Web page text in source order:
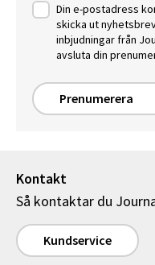
Din e-postadress
skicka ut
inbjudningar från
avsluta din
Prenumerera
Kontakt
Så kontaktar du
Kundservice